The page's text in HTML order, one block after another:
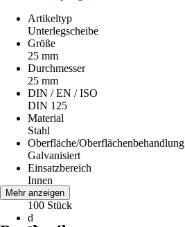
Artikeltyp
Unterlegscheibe
Größe
25 mm
Durchmesser
25 mm
DIN / EN / ISO
DIN 125
Material
Stahl
Oberfläche/Oberflächenbehandlung
Galvanisiert
Einsatzbereich
Innen
Inhalt
100 Stück
d
Mehr anzeigen